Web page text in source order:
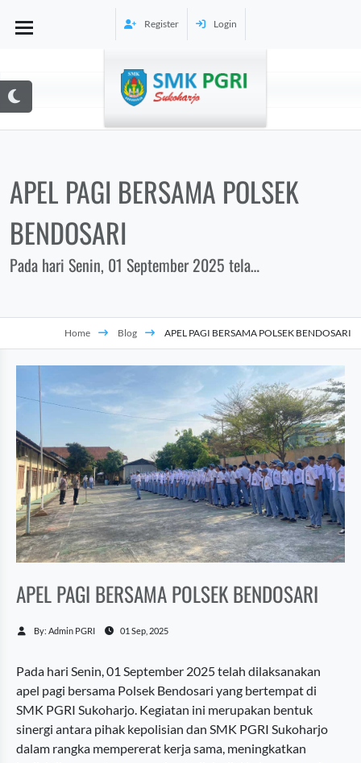
Register Login
APEL PAGI BERSAMA POLSEK
BENDOSARI
Pada hari Senin, 01 September 2025 telah
Bendosari yang bertempat di SMK PGRI
Sukoharjo. Kegiatan ini merupakan bentuk
sinergi antara pihak kepolisian dan SMK
Home Blog APEL PAGI BERSAMA POLSEK BENDOSARI
APEL PAGI BERSAMA POLSEK BENDOSARI
By: Admin PGRI 01 Sep, 2025
Pada hari Senin, 01 September 2025 telah dilaksanakan
apel pagi bersama Polsek Bendosari yang bertempat di
SMK PGRI Sukoharjo. Kegiatan ini merupakan bentuk
sinergi antara pihak kepolisian dan SMK PGRI Sukoharjo
dalam rangka mempererat kerja sama, meningkatkan